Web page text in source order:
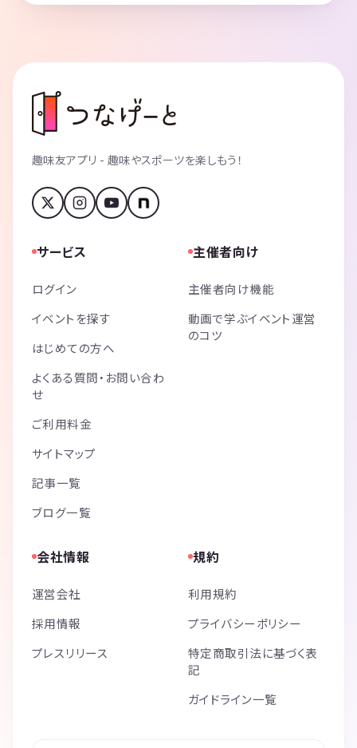
趣味友アプリ - 趣味やスポーツを楽しもう！
サービス
ログイン
イベントを探す
はじめての方へ
よくある質問・お問い合わ
せ
ご利用料金
サイトマップ
記事一覧
ブログ一覧
主催者向け
主催者向け機能
動画で学ぶイベント運営
のコツ
会社情報
運営会社
採用情報
プレスリリース
規約
利用規約
プライバシーポリシー
特定商取引法に基づく表
記
ガイドライン一覧